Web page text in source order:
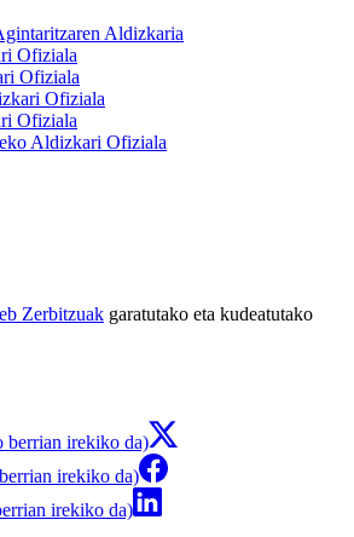
Aldizkaria
Ofiziala
Ofiziala
Ofiziala
Ofiziala
Aldizkari Ofiziala
Zerbitzuak garatutako eta kudeatutako
berrian irekiko da)
irekiko da)
irekiko da)